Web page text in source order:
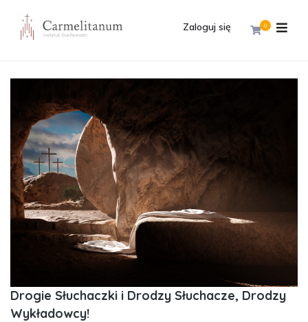
0
Zaloguj się
Drogie Słuchaczki i Drodzy Słuchacze, Drodzy
Wykładowcy!